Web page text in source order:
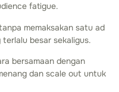
fatigue.
memaksakan satu ad
besar sekaligus.
bersamaan dengan
dan scale out untuk